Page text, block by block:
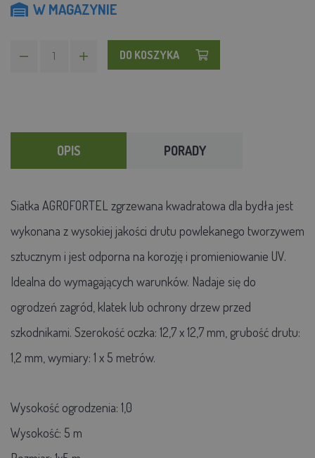
W MAGAZYNIE
DO KOSZYKA
OPIS PORADY
Siatka AGROFORTEL zgrzewana kwadratowa dla bydła jest
wykonana z wysokiej jakości drutu powlekanego tworzywem
sztucznym i jest odporna na korozję i promieniowanie UV.
Idealna do wymagających warunków. Nadaje się do
ogrodzeń zagród, klatek lub ochrony drzew przed
szkodnikami. Szerokość oczka: 12,7 x 12,7 mm, grubość drutu:
1,2 mm, wymiary: 1 x 5 metrów.
Wysokość ogrodzenia: 1,0
Wysokość: 5 m